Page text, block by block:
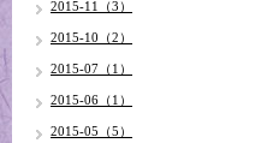
2015-11（3）
2015-10（2）
2015-07（1）
2015-06（1）
2015-05（5）